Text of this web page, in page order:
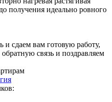
получения идеально ровного
сдаем вам готовую работу,
связь и поздравляем